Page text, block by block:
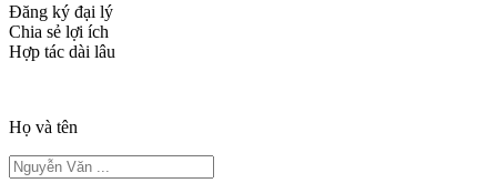
Đăng ký đại lý
Chia sẻ lợi ích
Hợp tác dài lâu
Họ và tên